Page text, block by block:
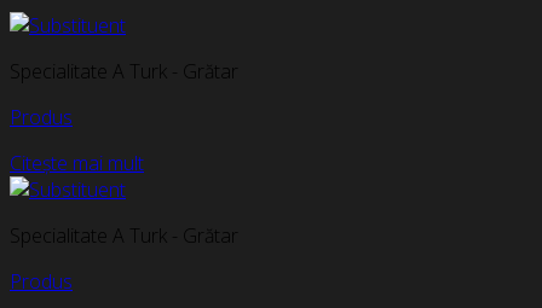
Specialitate A Turk - Grătar
Produs
Citește mai mult
Specialitate A Turk - Grătar
Produs